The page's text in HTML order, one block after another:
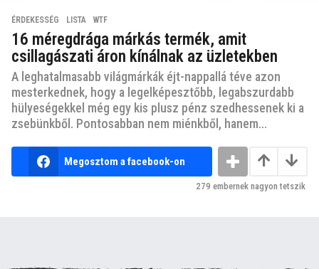
ÉRDEKESSÉG ,LISTA ,WTF
16 méregdrága márkás termék, amit
csillagászati áron kínálnak az üzletekben
A leghatalmasabb világmárkák éjt-nappallá téve azon
mesterkednek, hogy a legelképesztőbb, legabszurdabb
hülyeségekkel még egy kis plusz pénz szedhessenek ki a
zsebünkből. Pontosabban nem miénkből, hanem...
Megosztom a facebook-on
279 embernek nagyon tetszik